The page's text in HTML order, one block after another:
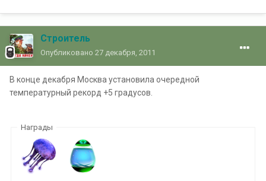
Строитель
Опубликовано 27 декабря, 2011
В конце декабря Москва установила очередной
температурный рекорд +5 градусов.
Награды